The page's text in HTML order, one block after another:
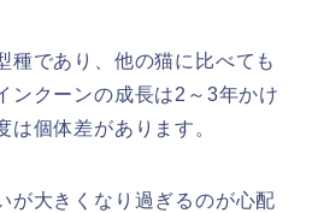
種であり、他の猫に比べても
ンクーンの成長は2～3年かけ
は個体差があります。
が大きくなり過ぎるのが心配